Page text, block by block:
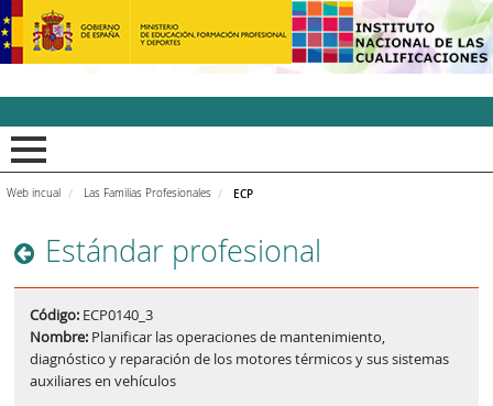
INCUAl - Instituto
Web incual Las Familias Profesionales ECP
Estándar profesional
Código: ECP0140_3
Nombre: Planificar las operaciones de mantenimiento,
diagnóstico y reparación de los motores térmicos y sus sistemas
auxiliares en vehículos